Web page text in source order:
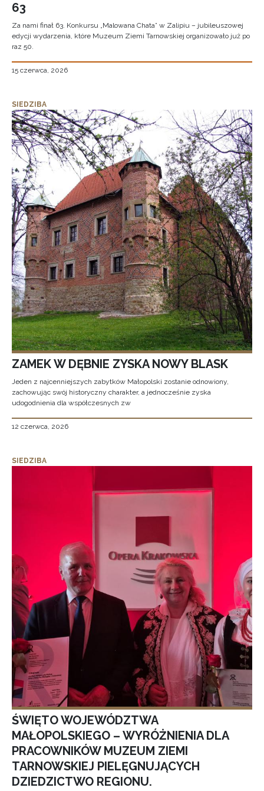
63
Za nami finał 63. Konkursu „Malowana Chata” w Zalipiu – jubileuszowej
edycji wydarzenia, które Muzeum Ziemi Tarnowskiej organizowało już po
raz 50.
15 czerwca, 2026
SIEDZIBA
ZAMEK W DĘBNIE ZYSKA NOWY BLASK
Jeden z najcenniejszych zabytków Małopolski zostanie odnowiony,
zachowując swój historyczny charakter, a jednocześnie zyska
udogodnienia dla współczesnych zw
12 czerwca, 2026
SIEDZIBA
ŚWIĘTO WOJEWÓDZTWA
MAŁOPOLSKIEGO – WYRÓŻNIENIA DLA
PRACOWNIKÓW MUZEUM ZIEMI
TARNOWSKIEJ PIELĘGNUJĄCYCH
DZIEDZICTWO REGIONU.